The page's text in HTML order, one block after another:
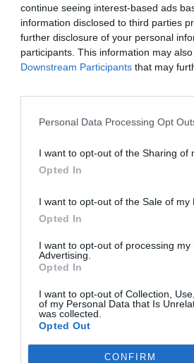
continue seeing interest-based ads
information disclosed to third parties
further disclosure of your personal
participants. This information may
Downstream Participants that may
Personal Data Processing Opt
I want to opt-out of the Sharing of
Opted In
I want to opt-out of the Sale of my
Opted In
I want to opt-out of processing
Advertising.
Opted In
I want to opt-out of Collection,
of my Personal Data that Is
was collected.
Opted Out
CONFIRM